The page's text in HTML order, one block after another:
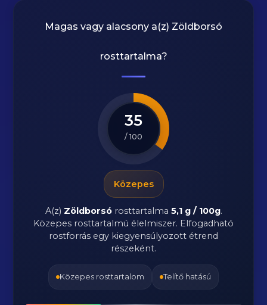
Magas vagy alacsony a(z) Zöldborsó
rosttartalma?
35
/ 100
Közepes
A(z) Zöldborsórosttartalma 5,1 g / 100g.
Közepes rosttartalmú élelmiszer. Elfogadható
rostforrás egy kiegyensúlyozott étrend
részeként.
Közepes rosttartalom Telítő hatású